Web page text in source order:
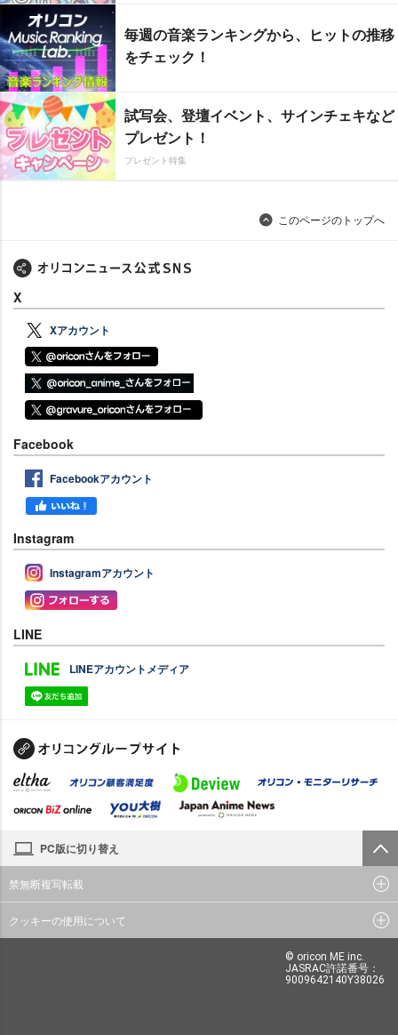
毎週の音楽ランキングから、ヒットの推移
をチェック！
試写会、登壇イベント、サインチェキなど
プレゼント！
プレゼント特集
このページのトップへ
X
Xアカウント
Facebook
Facebookアカウント
Instagram
Instagramアカウント
LINE
LINEアカウントメディア
PC版に切り替え
禁無断複写転載
クッキーの使用について
© oricon ME inc.
JASRAC許諾番号：
9009642140Y38026